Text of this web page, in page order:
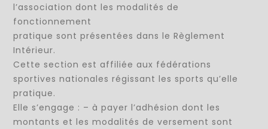
l’association dont les modalités de
fonctionnement
pratique sont présentées dans le Règlement
Intérieur.
Cette section est affiliée aux fédérations
sportives nationales régissant les sports qu’elle
pratique.
Elle s’engage : – à payer l’adhésion dont les
montants et les modalités de versement sont